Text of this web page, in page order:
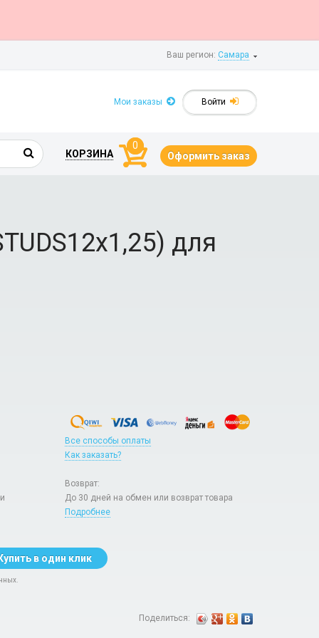
Ваш регион: Самара
Войти
Мои заказы
КОРЗИНА
0
Оформить заказ
для
Все способы оплаты
Как заказать?
Возврат:
До 30 дней на обмен или возврат товара
Подробнее
Купить в один клик
Поделиться: